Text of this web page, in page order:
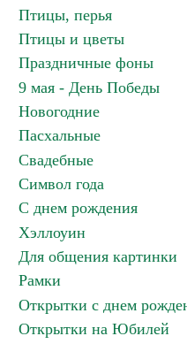
Птицы, перья
Птицы и цветы
Праздничные фоны
9 мая - День Победы
Новогодние
Пасхальные
Свадебные
Символ года
С днем рождения
Хэллоуин
Для общения картинки
Рамки
Открытки с днем
Открытки на Юбилей